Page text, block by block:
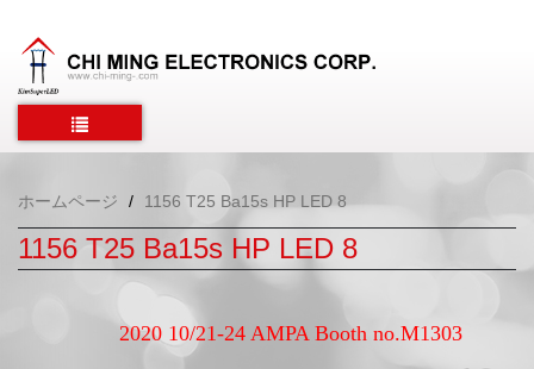
ホームページ 1156 T25 Ba15s HP LED 8
1156 T25 Ba15s HP LED 8
2020 10/21-24 AMPA Booth no.M1303